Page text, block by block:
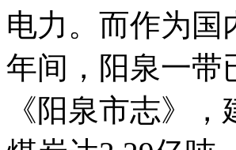
电力。而作为国
年间，阳泉一带
《阳泉市志》